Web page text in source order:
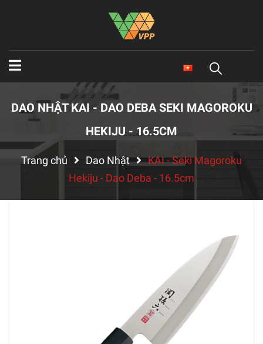
DAO NHẬT KAI - DAO DEBA SEKI MAGOROKU
HEKIJU - 16.5CM
Trang chủ Dao Nhật
KAI - Seki Magoroku
Hekiju - Dao Deba - 16.5cm